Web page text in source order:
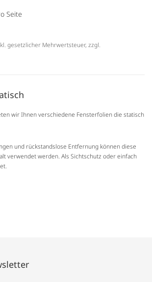
Seite
gesetzlicher Mehrwertsteuer, zzgl.
wir Ihnen verschiedene Fensterfolien die statisch
und rückstandslose Entfernung können diese
verwendet werden. Als Sichtschutz oder einfach